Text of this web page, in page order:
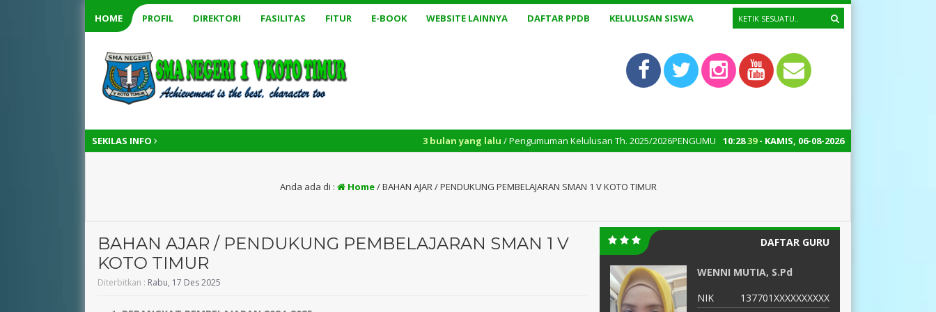
HOME PROFIL DIREKTORI FASILITAS FITUR E-BOOK WEBSITE LAINNYA DAFTAR PPDB KELULUSAN SISWA
SEKILAS INFO 10:2840- KAMIS, 06-08-2026
3 bulan yang lalu/ Pengumuman Kelulusan Th. 2025/2026PENGUMUMAN KELULUSAN TP 2025/2026 JAM 21.00 WIB
Anda ada di : Home/BAHAN AJAR / PENDUKUNG PEMBELAJARAN SMAN 1 V KOTO TIMUR
BAHAN AJAR / PENDUKUNG PEMBELAJARAN SMAN 1 V
KOTO TIMUR
Diterbitkan : Rabu, 17 Des 2025
DAFTAR GURU
WENNI MUTIA, S.Pd
NIK
137701XXXXXXXXXX